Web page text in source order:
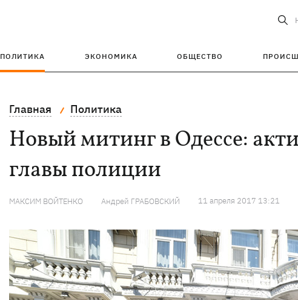
ПОЛИТИКА ЭКОНОМИКА ОБЩЕСТВО
Главная Политика
Новый митинг в Одессе:
главы полиции
МАКСИМ ВОЙТЕНКО Андрей ГРАБОВСКИЙ 11 апреля 2017 13:21